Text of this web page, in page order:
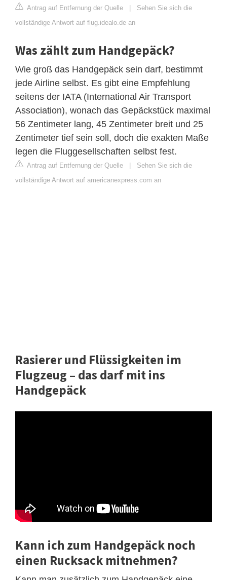
Antrag auf Entfernung der Quelle
Sehen Sie sich die
vollständige Antwort auf flug.idealo.de an
Was zählt zum Handgepäck?
Wie groß das Handgepäck sein darf, bestimmt
jede Airline selbst. Es gibt eine Empfehlung
seitens der IATA (International Air Transport
Association), wonach das Gepäckstück maximal
56 Zentimeter lang, 45 Zentimeter breit und 25
Zentimeter tief sein soll, doch die exakten Maße
legen die Fluggesellschaften selbst fest.
Antrag auf Entfernung der Quelle
Sehen Sie sich die
vollständige Antwort auf americanexpress.com an
Rasierer und Flüssigkeiten im
Flugzeug – das darf mit ins
Handgepäck
Kann ich zum Handgepäck noch
einen Rucksack mitnehmen?